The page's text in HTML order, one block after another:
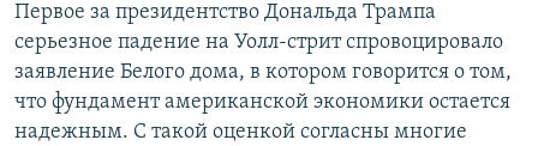
Первое за президентство Дональда Трампа
серьезное падение на Уолл-стрит спровоцировало
заявление Белого дома, в котором говорится о том,
что фундамент американской экономики остается
надежным. С такой оценкой согласны многие